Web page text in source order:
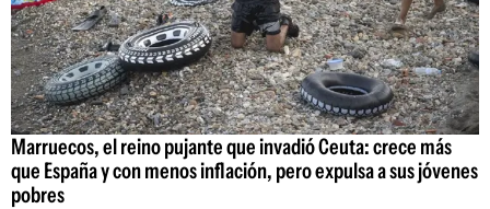
Marruecos, el reino pujante que invadió Ceuta: crece más
que España y con menos inflación, pero expulsa a sus jóvenes
pobres